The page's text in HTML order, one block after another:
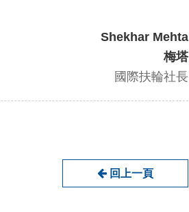
Shekhar Mehta
梅塔
國際扶輪社長
回上一頁